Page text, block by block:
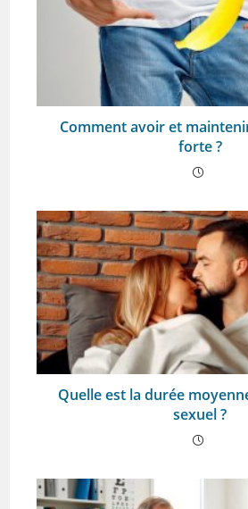
Comment avoir et
forte ?
Quelle est la durée
sexuel ?